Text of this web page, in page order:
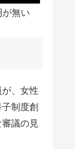
が無い
が、女性
制度創
議の見